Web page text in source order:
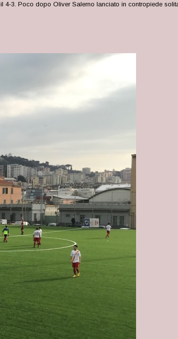
3. Poco dopo Oliver Salerno lanciato in contropiede